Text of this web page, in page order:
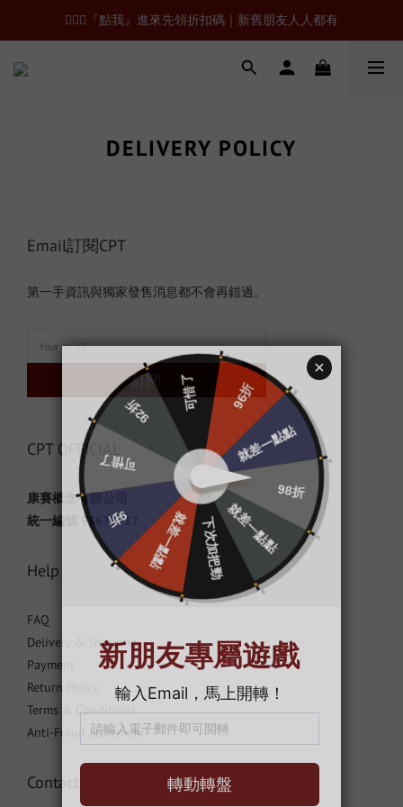
🙋🏻‍♂️『點我』進來先領折扣碼｜新舊朋友人人都有
DELIVERY POLICY
Email訂閱CPT
第一手資訊與獨家發售消息都不會再錯過。
訂閱
CPT OFFICIAL
康賽概念有限公司
統一編號 93678717
Help
FAQ
Delivery & Shipping
Payment
Return Policy
Terms & Conditions
Anti-Fraud Statement
Contact